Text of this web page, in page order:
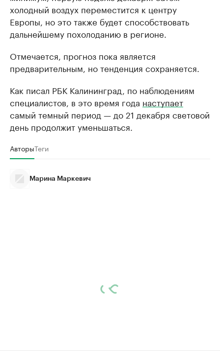
холодный воздух переместится к центру
Европы, но это также будет способствовать
дальнейшему похолоданию в регионе.
Отмечается, прогноз пока является
предварительным, но тенденция сохраняется.
Как писал РБК Калининград, по наблюдениям
специалистов, в это время года наступает
самый темный период — до 21 декабря световой
день продолжит уменьшаться.
АвторыТеги
Марина Маркевич